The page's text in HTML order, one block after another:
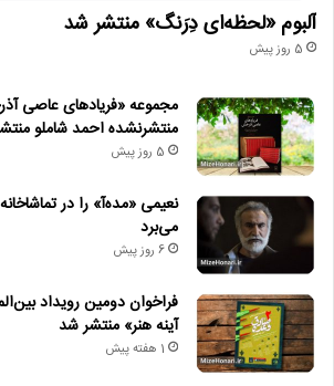
آلبوم «لحظه‌ای دِرَنگ» منتشر شد
5 روز پیش
مجموعه «فریادهای عاصی
منتشرنشده احمد شاملو
5 روز پیش
نعیمی «مده‌آ» را در
می‌برد
6 روز پیش
فراخوان دومین رویداد
آینه هنر» منتشر شد
1 هفته پیش